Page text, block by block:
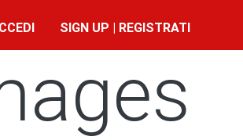
SIGN UP | REGISTRATI